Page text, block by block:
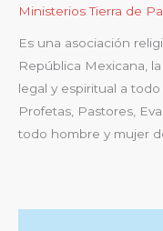
Ministerios Tierra de
Es una asociación
República Mexicana,
legal y espiritual a
Profetas, Pastores,
todo hombre y mujer